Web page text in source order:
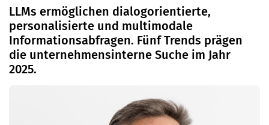
LLMs ermöglichen dialogorientierte,
personalisierte und multimodale
Informationsabfragen. Fünf Trends prägen
die unternehmensinterne Suche im Jahr
2025.